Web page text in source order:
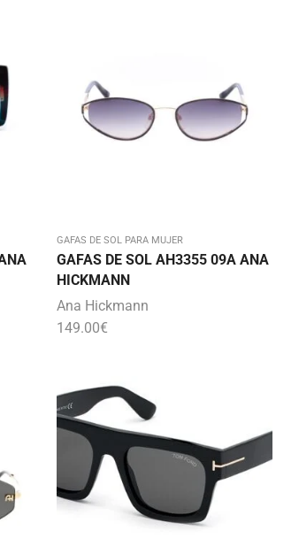
GAFAS DE SOL PARA MUJER
GAFAS DE SOL AH3355 09A ANA
HICKMANN
Ana Hickmann
149.00€